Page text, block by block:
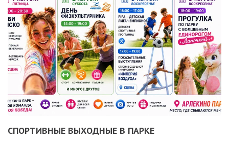
СПОРТИВНЫЕ ВЫХОДНЫЕ В ПАРКЕ